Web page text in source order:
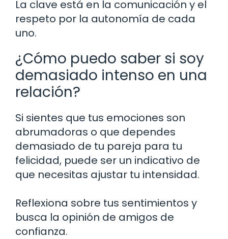
La clave está en la comunicación y el
respeto por la autonomía de cada
uno.
¿Cómo puedo saber si soy
demasiado intenso en una
relación?
Si sientes que tus emociones son
abrumadoras o que dependes
demasiado de tu pareja para tu
felicidad, puede ser un indicativo de
que necesitas ajustar tu intensidad.
Reflexiona sobre tus sentimientos y
busca la opinión de amigos de
confianza.